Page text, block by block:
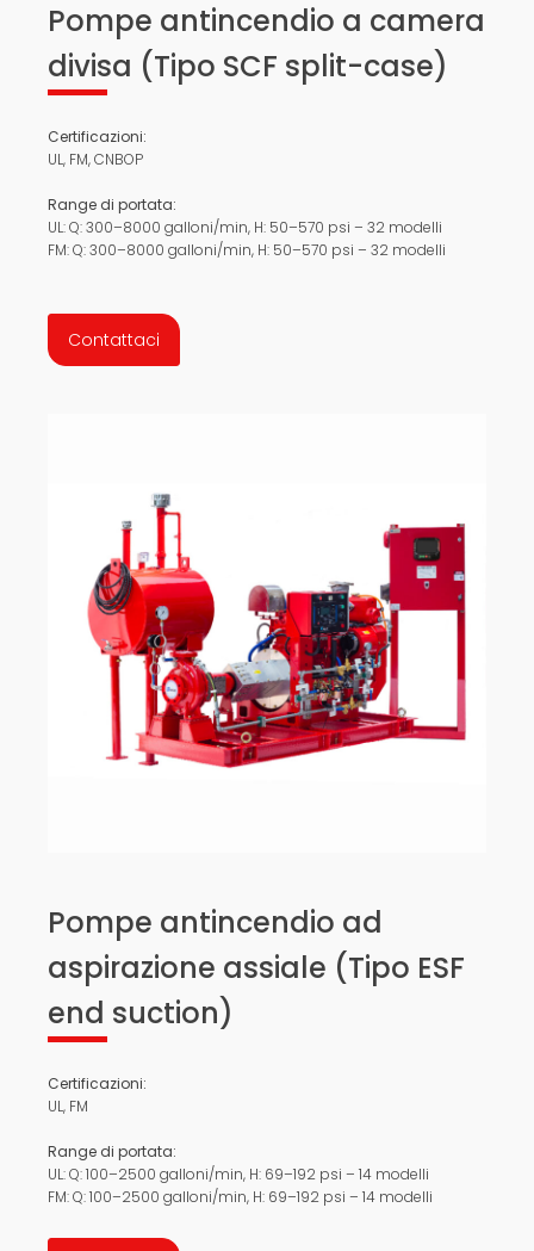
Pompe antincendio a camera
divisa (Tipo SCF split-case)
Certificazioni:
UL, FM, CNBOP
Range di portata:
UL: Q: 300–8000 galloni/min, H: 50–570 psi – 32 modelli
FM: Q: 300–8000 galloni/min, H: 50–570 psi – 32 modelli
Contattaci
Pompe antincendio ad
aspirazione assiale (Tipo ESF
end suction)
Certificazioni:
UL, FM
Range di portata:
UL: Q: 100–2500 galloni/min, H: 69–192 psi – 14 modelli
FM: Q: 100–2500 galloni/min, H: 69–192 psi – 14 modelli